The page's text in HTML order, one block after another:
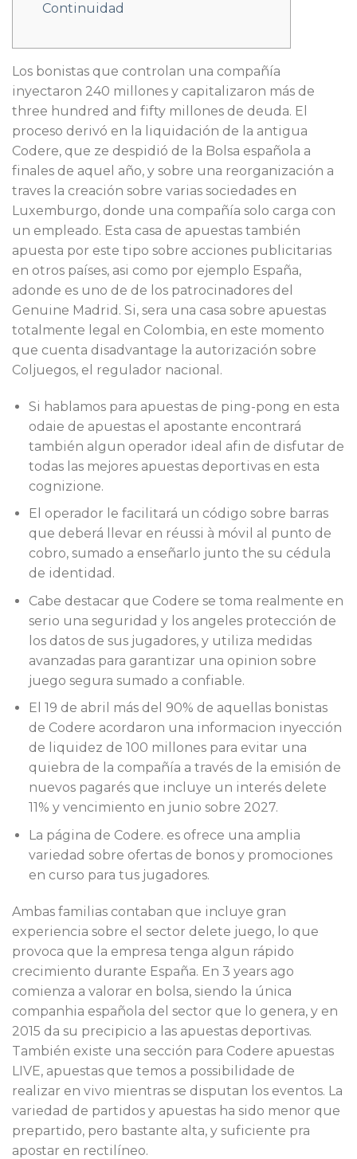
Continuidad
Los bonistas que controlan una compañía
inyectaron 240 millones y capitalizaron más de
three hundred and fifty millones de deuda. El
proceso derivó en la liquidación de la antigua
Codere, que ze despidió de la Bolsa española a
finales de aquel año, y sobre una reorganización a
traves la creación sobre varias sociedades en
Luxemburgo, donde una compañía solo carga con
un empleado. Esta casa de apuestas también
apuesta por este tipo sobre acciones publicitarias
en otros países, asi como por ejemplo España,
adonde es uno de de los patrocinadores del
Genuine Madrid. Si, sera una casa sobre apuestas
totalmente legal en Colombia, en este momento
que cuenta disadvantage la autorización sobre
Coljuegos, el regulador nacional.
Si hablamos para apuestas de ping-pong en esta
odaie de apuestas el apostante encontrará
también algun operador ideal afin de disfutar de
todas las mejores apuestas deportivas en esta
cognizione.
El operador le facilitará un código sobre barras
que deberá llevar en réussi à móvil al punto de
cobro, sumado a enseñarlo junto the su cédula
de identidad.
Cabe destacar que Codere se toma realmente en
serio una seguridad y los angeles protección de
los datos de sus jugadores, y utiliza medidas
avanzadas para garantizar una opinion sobre
juego segura sumado a confiable.
El 19 de abril más del 90% de aquellas bonistas
de Codere acordaron una informacion inyección
de liquidez de 100 millones para evitar una
quiebra de la compañía a través de la emisión de
nuevos pagarés que incluye un interés delete
11% y vencimiento en junio sobre 2027.
La página de Codere. es ofrece una amplia
variedad sobre ofertas de bonos y promociones
en curso para tus jugadores.
Ambas familias contaban que incluye gran
experiencia sobre el sector delete juego, lo que
provoca que la empresa tenga algun rápido
crecimiento durante España. En 3 years ago
comienza a valorar en bolsa, siendo la única
companhia española del sector que lo genera, y en
2015 da su precipicio a las apuestas deportivas.
También existe una sección para Codere apuestas
LIVE, apuestas que temos a possibilidade de
realizar en vivo mientras se disputan los eventos. La
variedad de partidos y apuestas ha sido menor que
prepartido, pero bastante alta, y suficiente pra
apostar en rectilíneo.